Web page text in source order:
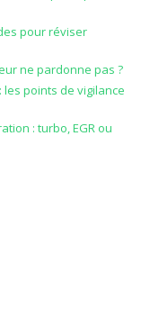
pour réviser
ne pardonne pas ?
points de vigilance
: turbo, EGR ou